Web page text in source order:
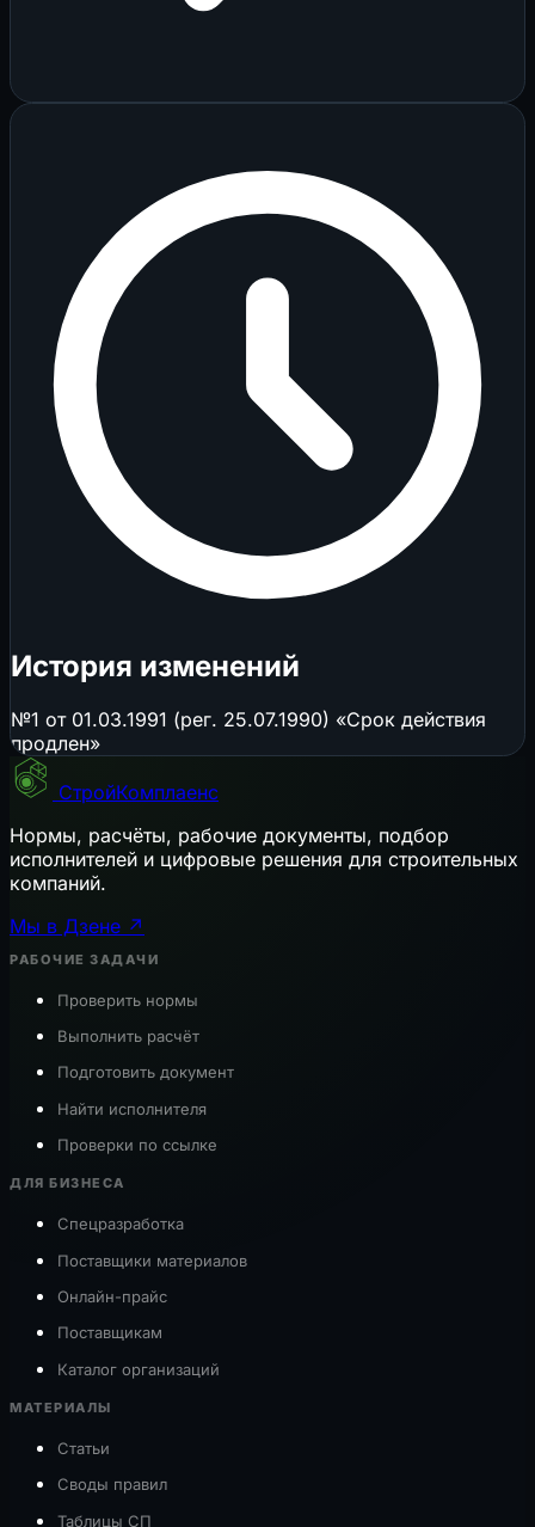
История изменений
№1 от 01.03.1991 (рег. 25.07.1990) «Срок действия
продлен»
СтройКомплаенс
Нормы, расчёты, рабочие документы, подбор
исполнителей и цифровые решения для строительных
компаний.
Мы в Дзене ↗
РАБОЧИЕ ЗАДАЧИ
Проверить нормы
Выполнить расчёт
Подготовить документ
Найти исполнителя
Проверки по ссылке
ДЛЯ БИЗНЕСА
Спецразработка
Поставщики материалов
Онлайн-прайс
Поставщикам
Каталог организаций
МАТЕРИАЛЫ
Статьи
Своды правил
Таблицы СП